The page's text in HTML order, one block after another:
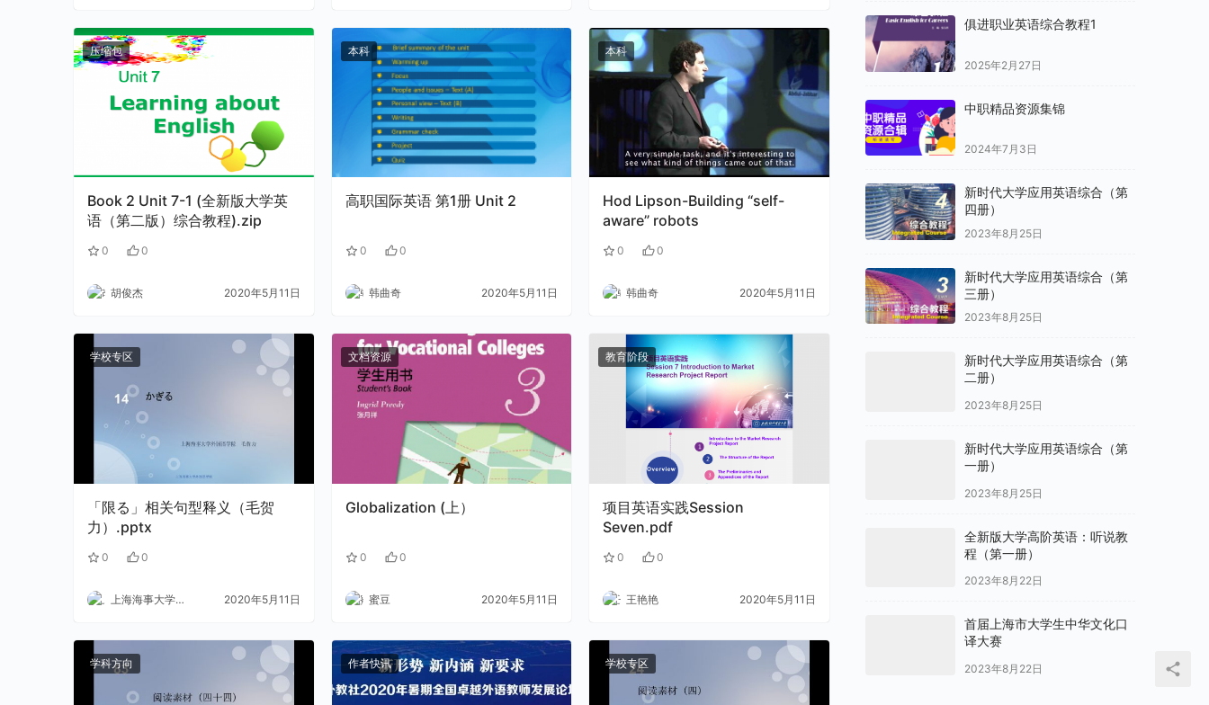
压缩包
Book 2 Unit 7-1 (全新版大学英
语（第二版）综合教程).zip
0 0
胡俊杰 2020年5月11日
本科
高职国际英语 第1册 Unit 2
0 0
韩曲奇 2020年5月11日
本科
Hod Lipson-Building “self-
aware” robots
0 0
韩曲奇 2020年5月11日
学校专区
「限る」相关句型释义（毛贺
力）.pptx
0 0
上海海事大学外语 2020年5月11日
文档资源
Globalization (上）
0 0
蜜豆 2020年5月11日
教育阶段
项目英语实践Session
Seven.pdf
0 0
王艳艳 2020年5月11日
学科方向 作者快讯 学校专区
俱进职业英语综合教程1
2025年2月27日
中职精品资源集锦
2024年7月3日
新时代大学应用英语综合（第
四册）
2023年8月25日
新时代大学应用英语综合（第
三册）
2023年8月25日
新时代大学应用英语综合（第
二册）
2023年8月25日
新时代大学应用英语综合（第
一册）
2023年8月25日
全新版大学高阶英语：听说教
程（第一册）
译大赛